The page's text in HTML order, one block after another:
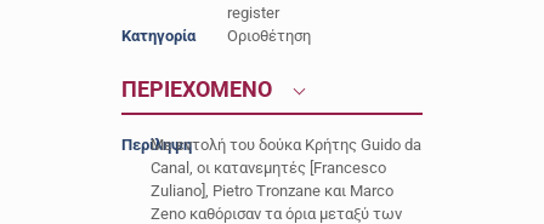
register
Κατηγορία
Οριοθέτηση
ΠΕΡΙΕΧΟΜΕΝΟ
Περίληψη
Με εντολή του δούκα Κρήτης Guido da
Canal, οι κατανεμητές [Francesco
Zuliano], Pietro Tronzane και Marco
Zeno καθόρισαν τα όρια μεταξύ των